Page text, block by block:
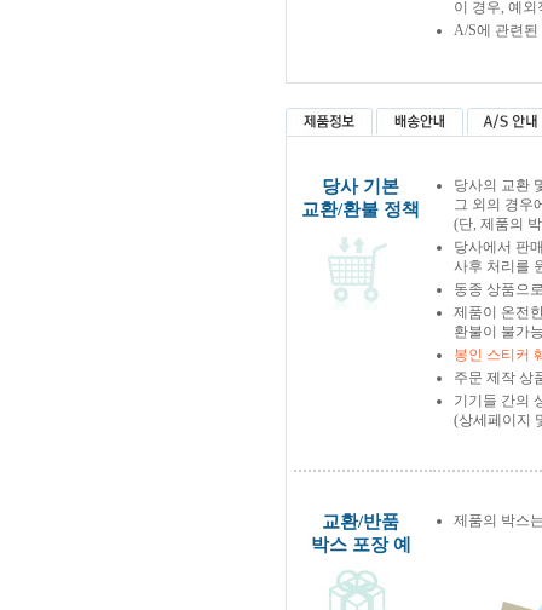
이 경우, 예
A/S에 관련
당사 기본
교환/환불 정책
당사의 교환
그 외의 경우
(단, 제품의
당사에서 판
사후 처리를
동종 상품으
제품이 온전
환불이 불가
봉인 스티커
주문 제작 상
기기들 간의
(상세페이지
교환/반품
박스 포장 예
제품의 박스